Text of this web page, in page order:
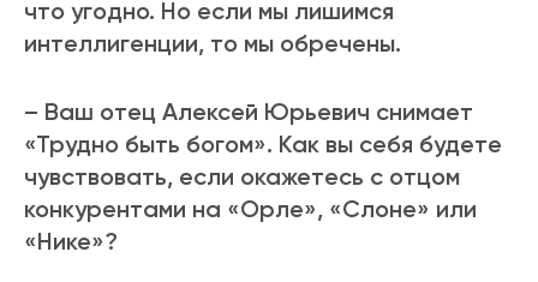
что угодно. Но если мы лишимся
интеллигенции, то мы обречены.
– Ваш отец Алексей Юрьевич снимает
«Трудно быть богом». Как вы себя будете
чувствовать, если окажетесь с отцом
конкурентами на «Орле», «Слоне» или
«Нике»?